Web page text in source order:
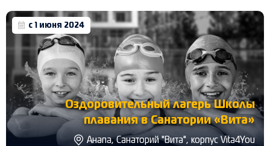
с 1 июня 2024
Оздоровительный лагерь Школы
плавания в Санатории «Вита»
Анапа, Санаторий "Вита", корпус Vita4You